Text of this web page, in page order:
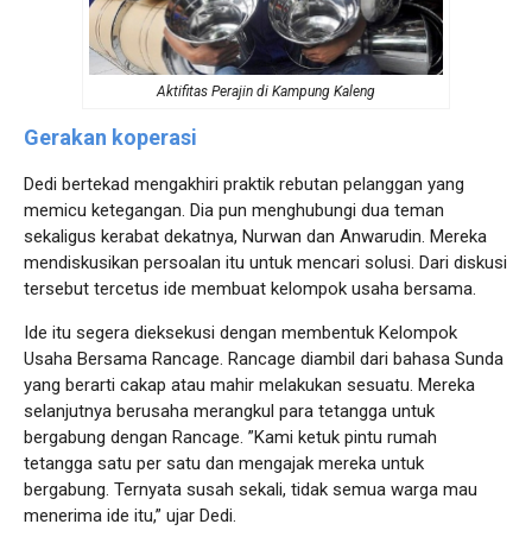
Aktifitas Perajin di Kampung Kaleng
Gerakan koperasi
Dedi bertekad mengakhiri praktik rebutan pelanggan yang
memicu ketegangan. Dia pun menghubungi dua teman
sekaligus kerabat dekatnya, Nurwan dan Anwarudin. Mereka
mendiskusikan persoalan itu untuk mencari solusi. Dari diskusi
tersebut tercetus ide membuat kelompok usaha bersama.
Ide itu segera dieksekusi dengan membentuk Kelompok
Usaha Bersama Rancage. Rancage diambil dari bahasa Sunda
yang berarti cakap atau mahir melakukan sesuatu. Mereka
selanjutnya berusaha merangkul para tetangga untuk
bergabung dengan Rancage. ”Kami ketuk pintu rumah
tetangga satu per satu dan mengajak mereka untuk
bergabung. Ternyata susah sekali, tidak semua warga mau
menerima ide itu,” ujar Dedi.